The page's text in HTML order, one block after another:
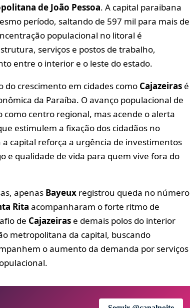
de João Pessoa. A capital paraibana
período, saltando de 597 mil para mais de
populacional no litoral é
serviços e postos de trabalho,
entre o interior e o leste do estado.
do crescimento em cidades como Cajazeiras é
da Paraíba. O avanço populacional de
centro regional, mas acende o alerta
estimulem a fixação dos cidadãos no
capital reforça a urgência de investimentos
e qualidade de vida para quem vive fora do
apenas Bayeux registrou queda no número
Rita acompanharam o forte ritmo de
de Cajazeiras e demais polos do interior
metropolitana da capital, buscando
o aumento da demanda por serviços